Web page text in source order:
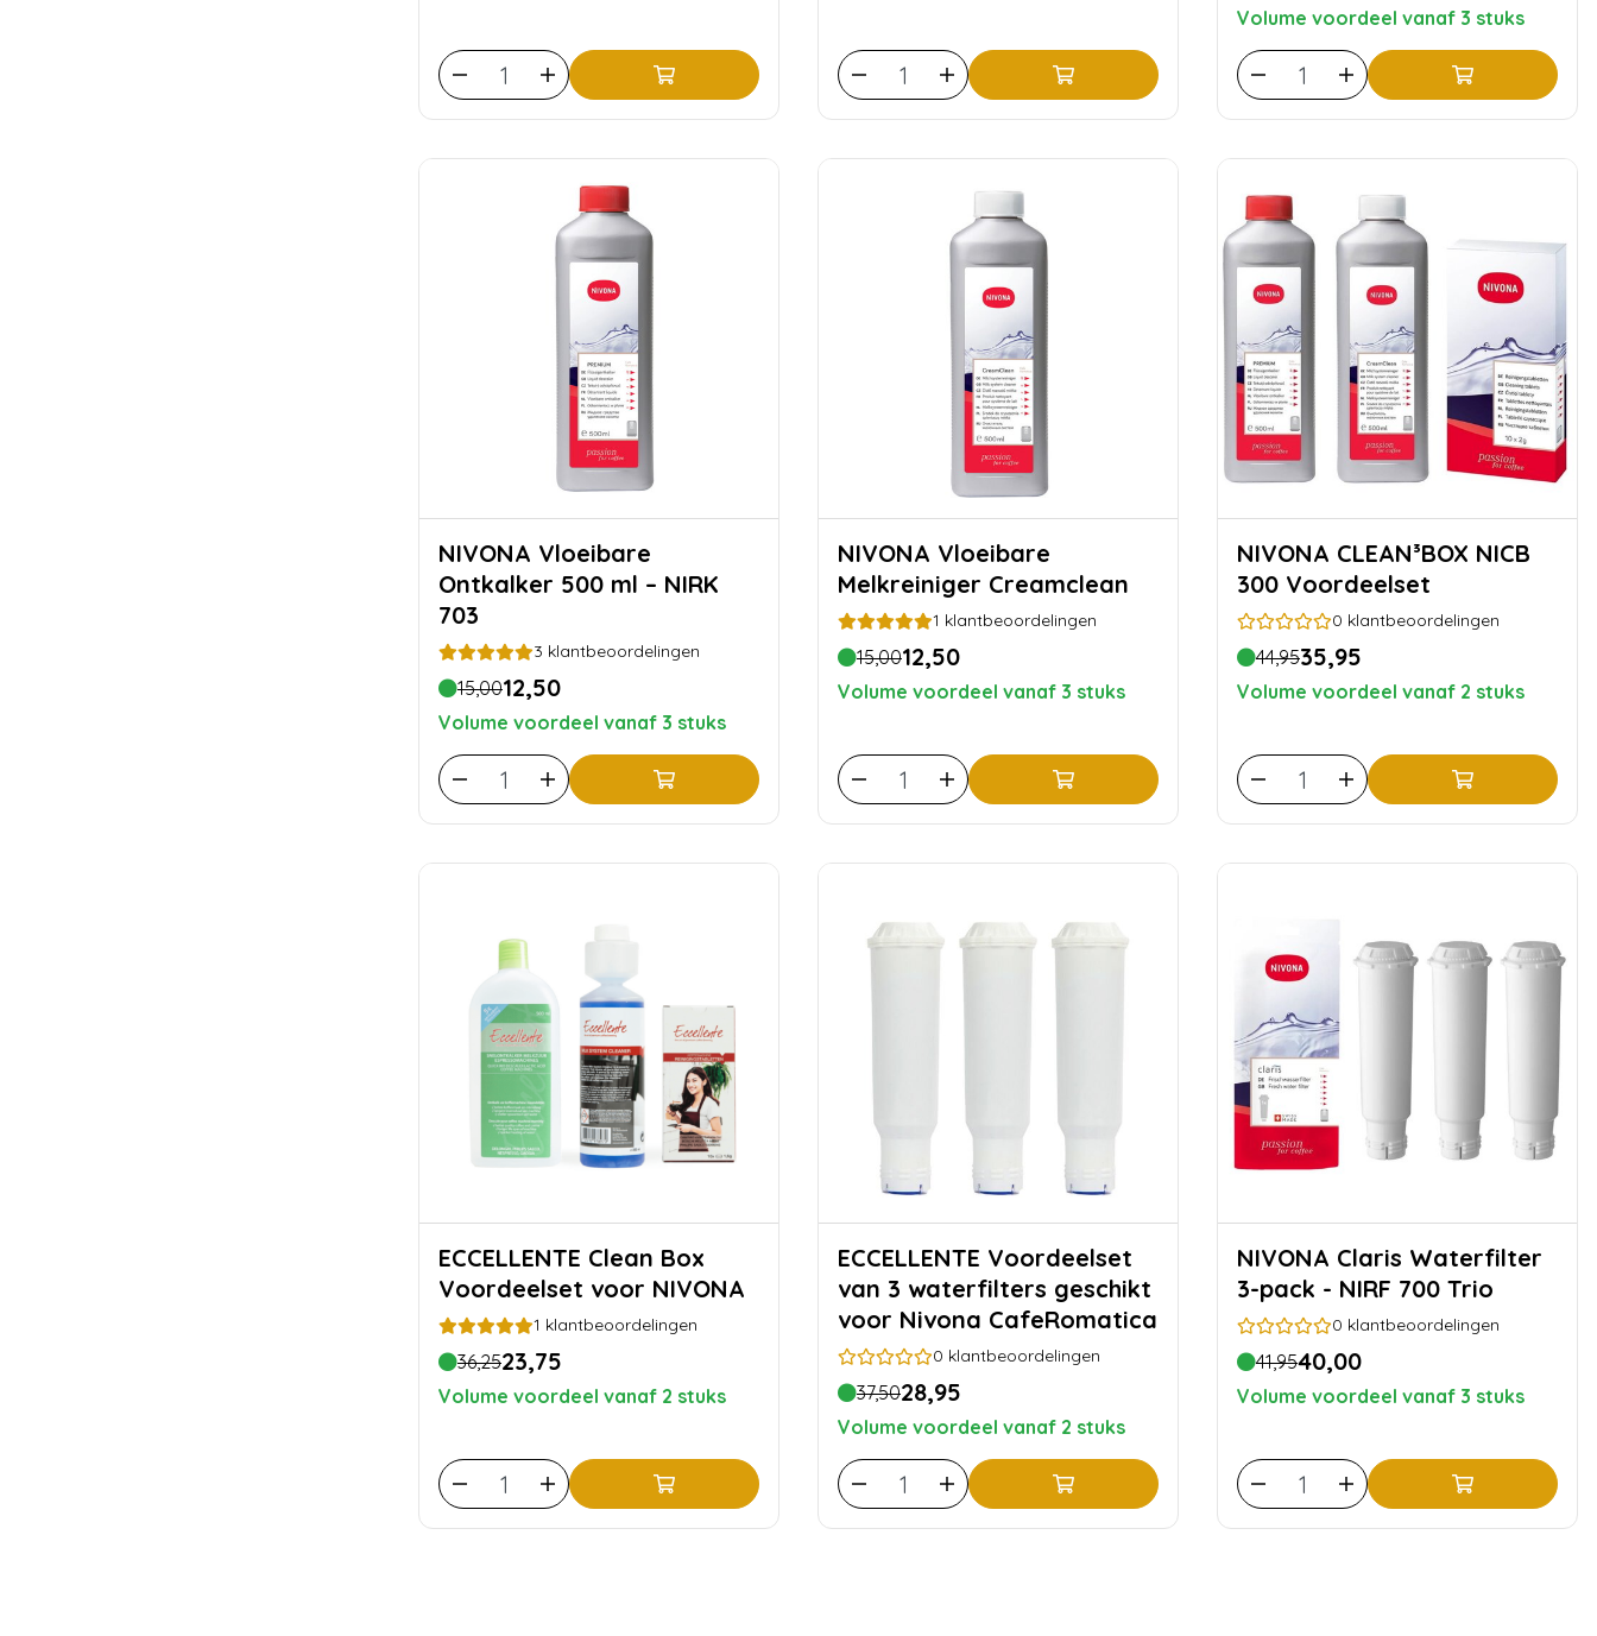
Volume voordeel vanaf 3 stuks
NIVONA Vloeibare
Ontkalker 500 ml – NIRK
703
3 klantbeoordelingen
15,0012,50
Volume voordeel vanaf 3 stuks
NIVONA Vloeibare
Melkreiniger Creamclean
1 klantbeoordelingen
15,0012,50
Volume voordeel vanaf 3 stuks
NIVONA CLEAN³BOX NICB
300 Voordeelset
0 klantbeoordelingen
44,9535,95
Volume voordeel vanaf 2 stuks
ECCELLENTE Clean Box
Voordeelset voor NIVONA
1 klantbeoordelingen
36,2523,75
Volume voordeel vanaf 2 stuks
ECCELLENTE Voordeelset
van 3 waterfilters geschikt
voor Nivona CafeRomatica
0 klantbeoordelingen
37,5028,95
Volume voordeel vanaf 2 stuks
NIVONA Claris Waterfilter
3-pack - NIRF 700 Trio
0 klantbeoordelingen
41,9540,00
Volume voordeel vanaf 3 stuks